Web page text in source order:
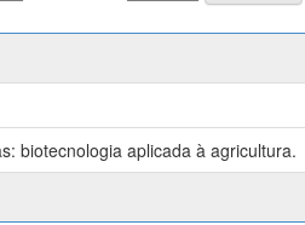
biotecnologia aplicada à agricultura.